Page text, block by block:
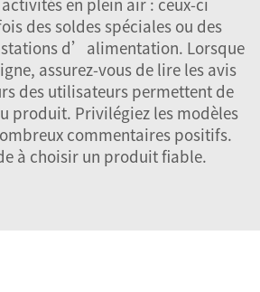
des soldes spéciales ou des
d’alimentation. Lorsque
assurez-vous de lire les avis
des utilisateurs permettent de
produit. Privilégiez les modèles
commentaires positifs.
à choisir un produit fiable.